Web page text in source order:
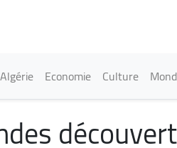
Algérie Economie Culture